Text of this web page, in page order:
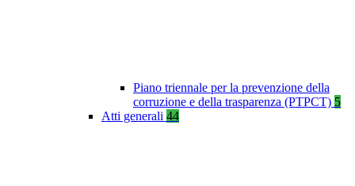
Piano triennale per la prevenzione della
corruzione e della trasparenza (PTPCT) 5
Atti generali 44